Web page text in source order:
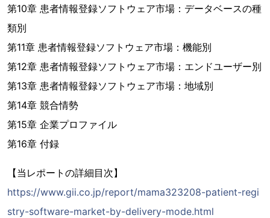
第10章 患者情報登録ソフトウェア市場：データベースの種
類別
第11章 患者情報登録ソフトウェア市場：機能別
第12章 患者情報登録ソフトウェア市場：エンドユーザー別
第13章 患者情報登録ソフトウェア市場：地域別
第14章 競合情勢
第15章 企業プロファイル
第16章 付録
【当レポートの詳細目次】
https://www.gii.co.jp/report/mama323208-patient-regi
stry-software-market-by-delivery-mode.html